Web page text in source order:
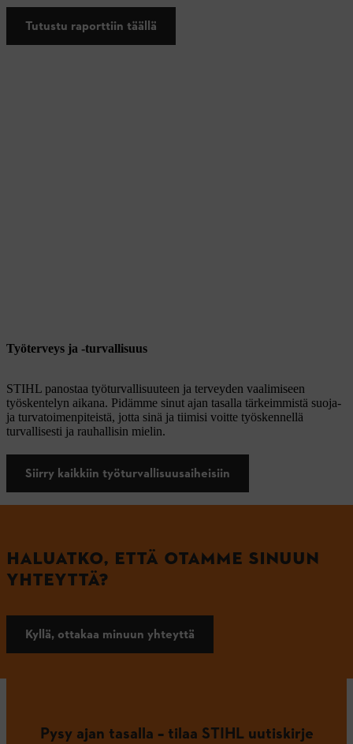
Tutustu raporttiin täällä
Työterveys ja -turvallisuus
STIHL panostaa työturvallisuuteen ja terveyden vaalimiseen
työskentelyn aikana. Pidämme sinut ajan tasalla tärkeimmistä suoja-
ja turvatoimenpiteistä, jotta sinä ja tiimisi voitte työskennellä
turvallisesti ja rauhallisin mielin.
Siirry kaikkiin työturvallisuusaiheisiin
HALUATKO, ETTÄ OTAMME SINUUN
YHTEYTTÄ?
Kyllä, ottakaa minuun yhteyttä
Pysy ajan tasalla – tilaa STIHL uutiskirje